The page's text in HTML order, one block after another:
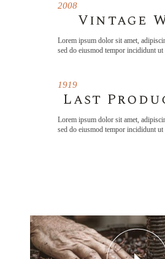
2008
Vintage
Lorem ipsum dolor sit amet,
sed do eiusmod tempor incididunt ut
1919
Last
Lorem ipsum dolor sit amet,
sed do eiusmod tempor incididunt ut